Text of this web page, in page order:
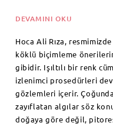
DEVAMINI OKU
Hoca Ali Rıza,
köklü biçimleme
gibidir. Işıltılı bir renk
izlenimci prosedürleri
gözlemleri içerir.
zayıflatan algılar söz
doğaya göre değil,